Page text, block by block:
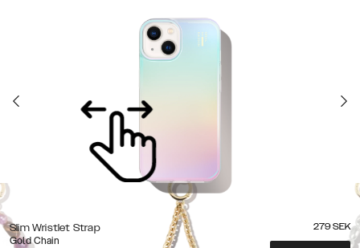
Slim Wristlet Strap
Gold Chain
279 SEK